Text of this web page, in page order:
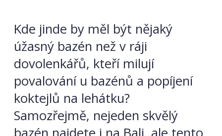
Kde jinde by měl být nějaký
úžasný bazén než v ráji
dovolenkářů, kteří milují
povalování u bazénů a popíjení
koktejlů na lehátku?
Samozřejmě, nejeden skvělý